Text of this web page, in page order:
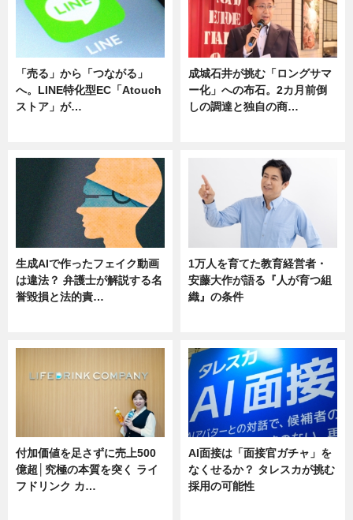
「売る」から「つながる」
へ。LINE特化型EC「Atouch
ストア」が…
成城石井が挑む「ロングサマ
ー化」への布石。2カ月前倒
しの調達と独自の商…
生成AIで作ったフェイク動画
は違法？ 弁護士が解説する名
誉毀損と法的責…
1万人を育てた教育経営者・
安藤大作が語る『人が育つ組
織』の条件
付加価値を足さずに売上500
億超│究極の本質を突く ライ
フドリンク カ…
AI面接は「面接官ガチャ」を
なくせるか？ タレスカが挑む
採用の可能性